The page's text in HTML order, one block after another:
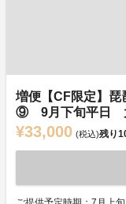
増便【CF限定】琵
⑨ 9月下旬平日
¥33,000 (税込)残り